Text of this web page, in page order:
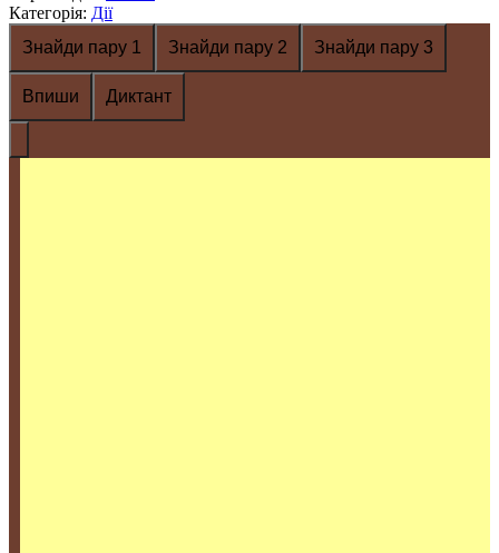
Категорія: Дії
Знайди пару 1
Знайди пару 2 Знайди пару 3
Впиши Диктант